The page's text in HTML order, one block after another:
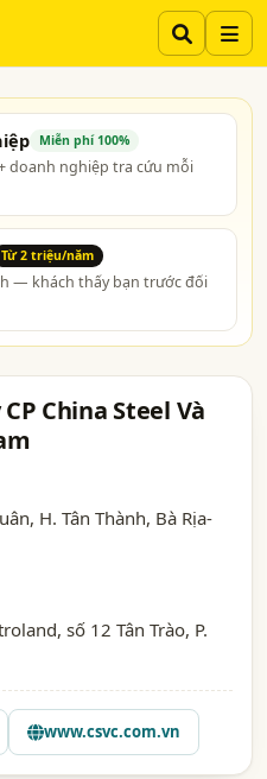
Miễn phí 100%
doanh nghiệp tra cứu mỗi
Từ 2 triệu/năm
— khách thấy bạn trước đối
China Steel Và
H. Tân Thành, Bà Rịa-
số 12 Tân Trào, P.
www.csvc.com.vn